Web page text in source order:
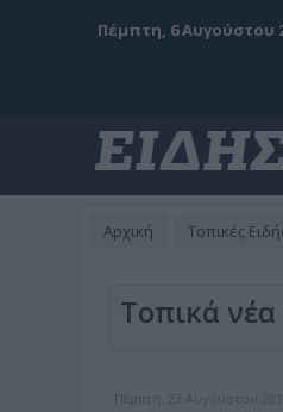
Πέμπτη, 6 Αυγούστου
Αρχική Τοπικές
Τοπικά νέα
Πέμπτη, 23 Αυγούστου